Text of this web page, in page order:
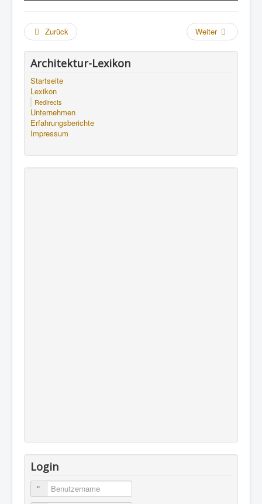
Zurück Weiter
Architektur-Lexikon
Startseite
Lexikon
Redirects
Unternehmen
Erfahrungsberichte
Impressum
Login
Benutzername